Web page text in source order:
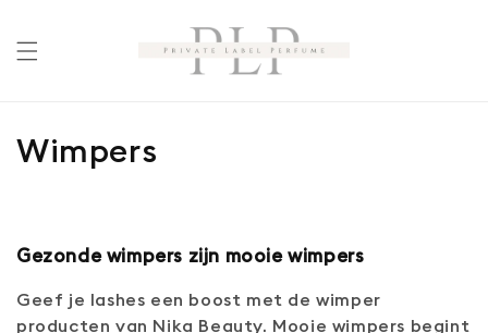
content
C
l
e
Wimpers
Gezonde wimpers zijn mooie wimpers
Geef je lashes een boost met de wimper
producten van Nika Beauty. Mooie wimpers begint